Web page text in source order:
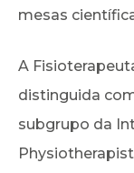
mesas
A
distinguida
subgrupo da